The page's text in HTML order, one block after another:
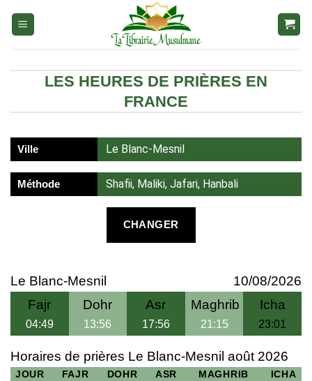
LES HEURES DE PRIÈRES EN
FRANCE
Ville Le Blanc-Mesnil
Méthode Shafii, Maliki, Jafari, Hanbali
CHANGER
Le Blanc-Mesnil
10/08/2026
Fajr
04:49
Dohr
13:56
Asr
17:56
Maghrib
21:15
Icha
23:01
Horaires de prières Le Blanc-Mesnil août 2026
JOUR FAJR DOHR ASR MAGHRIB ICHA